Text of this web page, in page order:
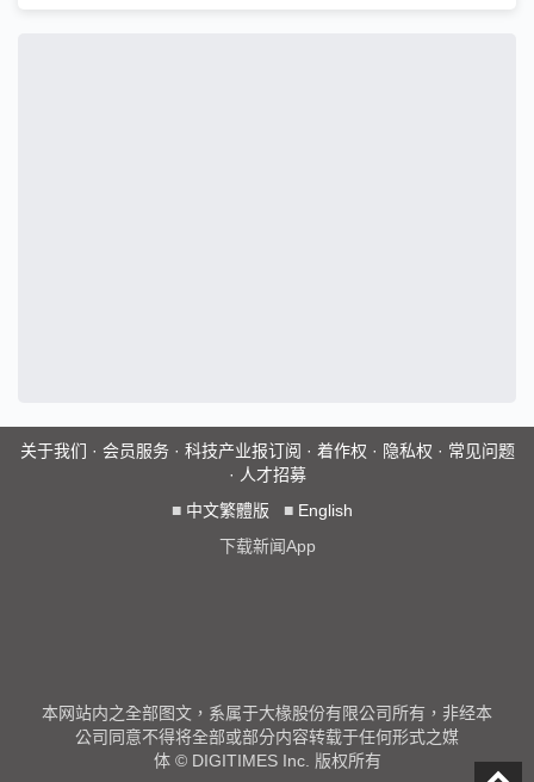
关于我们 · 会员服务· 科技产业报订阅 · 着作权 · 隐私权 · 常见问题
· 人才招募
■ 中文繁體版 ■ English
下载新闻App
本网站内之全部图文，系属于大椽股份有限公司所有，非经本
公司同意不得将全部或部分内容转载于任何形式之媒
体 © DIGITIMES Inc. 版权所有